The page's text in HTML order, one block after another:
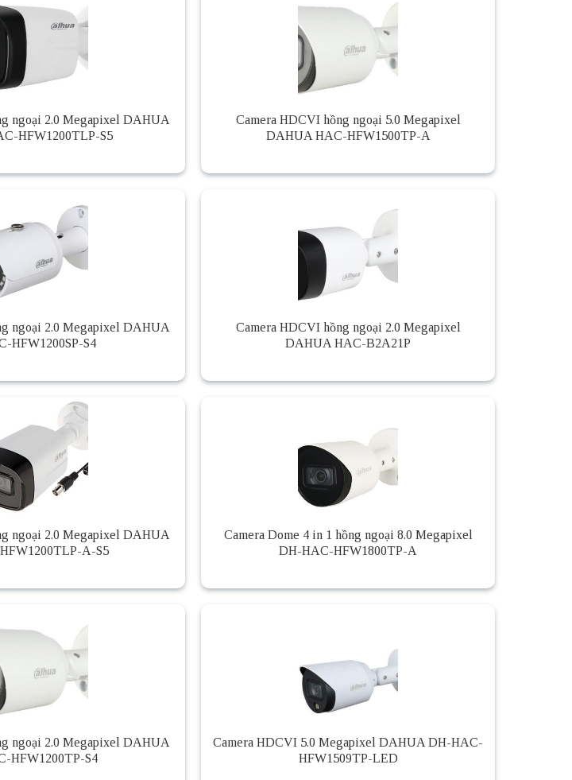
ngoại 2.0 Megapixel DAHUA
HFW1200TLP-S5
Camera HDCVI hồng ngoại 5.0 Megapixel
DAHUA HAC-HFW1500TP-A
ngoại 2.0 Megapixel DAHUA
HFW1200SP-S4
Camera HDCVI hồng ngoại 2.0 Megapixel
DAHUA HAC-B2A21P
ngoại 2.0 Megapixel DAHUA
A-S5
Camera Dome 4 in 1 hồng ngoại 8.0 Megapixel
DH-HAC-HFW1800TP-A
ngoại 2.0 Megapixel DAHUA
HFW1200TP-S4
Camera HDCVI 5.0 Megapixel DAHUA DH-HAC-
HFW1509TP-LED